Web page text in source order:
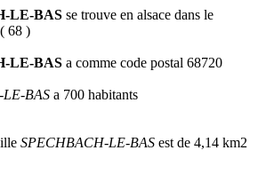
G
N
LE-BAS se trouve en alsace dans le
68 )
LE-BAS a comme code postal 68720
BAS a 700 habitants
SPECHBACH-LE-BAS est de 4,14 km2